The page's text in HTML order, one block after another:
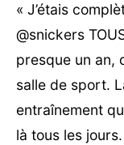
« J’étais
@snickers
presque un an,
salle de sport.
entraînement
là tous les